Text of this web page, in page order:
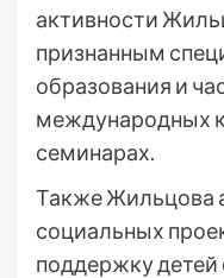
активности
признанным
образования и
международных
семинарах.
Также Жильцова
социальных
поддержку